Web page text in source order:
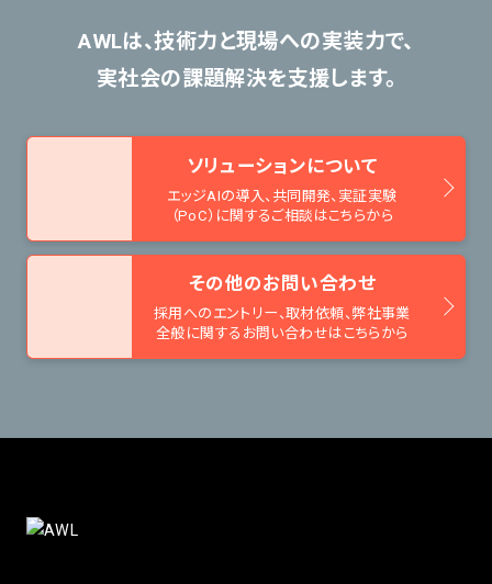
AWLは、技術力と現場への実装力で、
実社会の課題解決を支援します。
ソリューションについて
エッジAIの導入、共同開発、 実証実験
（PoC）に関するご相談はこちらから
その他のお問い合わせ
採用へのエントリー、取材依頼、弊社事業
全般に関するお問い合わせはこちらから